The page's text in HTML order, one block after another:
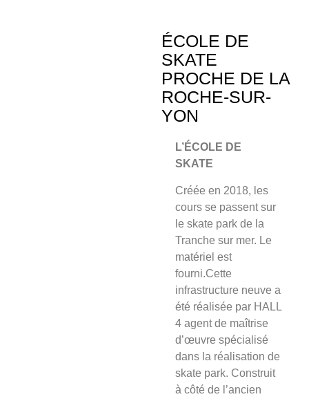
ÉCOLE DE
SKATE
PROCHE DE LA
ROCHE-SUR-
YON
L’ÉCOLE DE
SKATE
Créée en 2018, les
cours se passent sur
le skate park de la
Tranche sur mer. Le
matériel est
fourni.Cette
infrastructure neuve a
été réalisée par HALL
4 agent de maîtrise
d’œuvre spécialisé
dans la réalisation de
skate park. Construit
à côté de l’ancien